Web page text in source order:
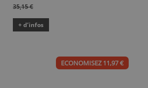
35,15 €
+ d’infos
ECONOMISEZ 11,97 €